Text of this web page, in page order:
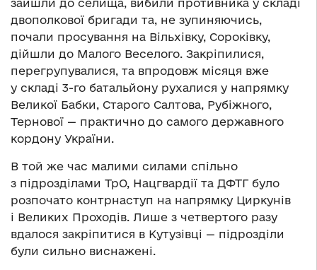
зайшли до селища, вибили противника у складі
двополкової бригади та, не зупиняючись,
почали просування на Вільхівку, Сороківку,
дійшли до Малого Веселого. Закріпилися,
перегрупувалися, та впродовж місяця вже
у складі 3-го батальйону рухалися у напрямку
Великої Бабки, Старого Салтова, Рубіжного,
Тернової — практично до самого державного
кордону України.
В той же час малими силами спільно
з підрозділами ТрО, Нацгвардії та ДФТГ було
розпочато контрнаступ на напрямку Циркунів
і Великих Проходів. Лише з четвертого разу
вдалося закріпитися в Кутузівці — підрозділи
були сильно виснажені.